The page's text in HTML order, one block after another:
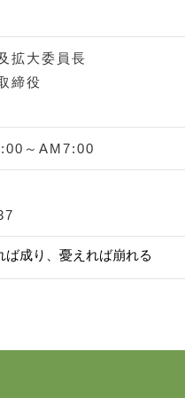
拡大委員長
締役
～AM7:00
ば成り、憂えれば崩れる